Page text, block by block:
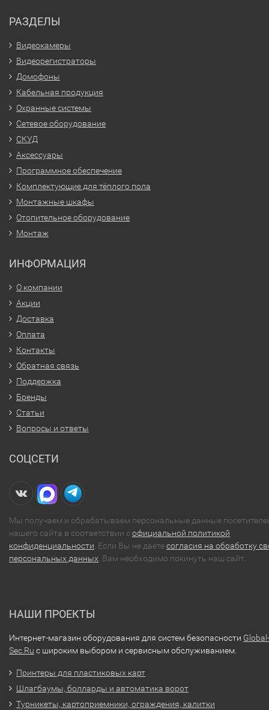
РАЗДЕЛЫ
Видеокамеры
Видеорегистраторы
Домофоны
Кабельная продукция
Охранные системы
Сетевое оборудование
СКУД
Аксессуары
Программное обеспечение
Комплектующие для тёплого пола
Монтажные шкафы
Отопительное оборудование
Монтаж
ИНФОРМАЦИЯ
О компании
Акции
Доставка
Оплата
Контакты
Обратная связь
Поддержка
Бренды
Статьи
Вопросы и ответы
СОЦСЕТИ
Мы получаем и обрабатываем персональные данные
нашего сайта в соответствии софициальной политикой
конфиденциальности . Если Вы не даетесогласия на обработку
персональных данных , Вам необходимо покинуть наш сайт.
НАШИ ПРОЕКТЫ
Интернет-магазин оборудования для систем безопасности Global-
Sec.Ru с широким выбором и сервисным обслуживанием.
Принтеры для пластиковых карт
Шлагбаумы, болларды и автоматика ворот
Турникеты, картоприемники, ограждения, калитки